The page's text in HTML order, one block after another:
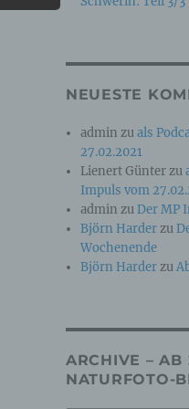
NEUESTE
admin zuals
27.02.2021
Lienert Günterzu
Impuls vom
admin zuDer MP
Björn Harderzu
Wochenende
Björn Harderzu
ARCHIVE – AB
NATURFOTO-